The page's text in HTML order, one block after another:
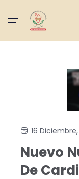
16
Nuevo
De